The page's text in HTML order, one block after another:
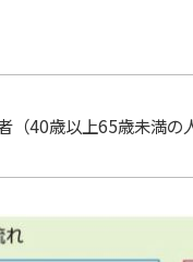
（40歳以上65歳未満の